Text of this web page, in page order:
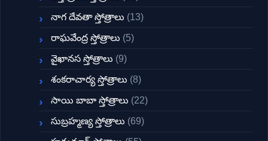
నాగ దేవతా స్తోత్రాలు (13)
రాఘవేంద్ర స్తోత్రాలు (5)
వైఖానస స్తోత్రాలు (9)
శంకరాచార్య స్తోత్రాలు (8)
సాయి బాబా స్తోత్రాలు (22)
సుబ్రహ్మణ్య స్తోత్రాలు (69)